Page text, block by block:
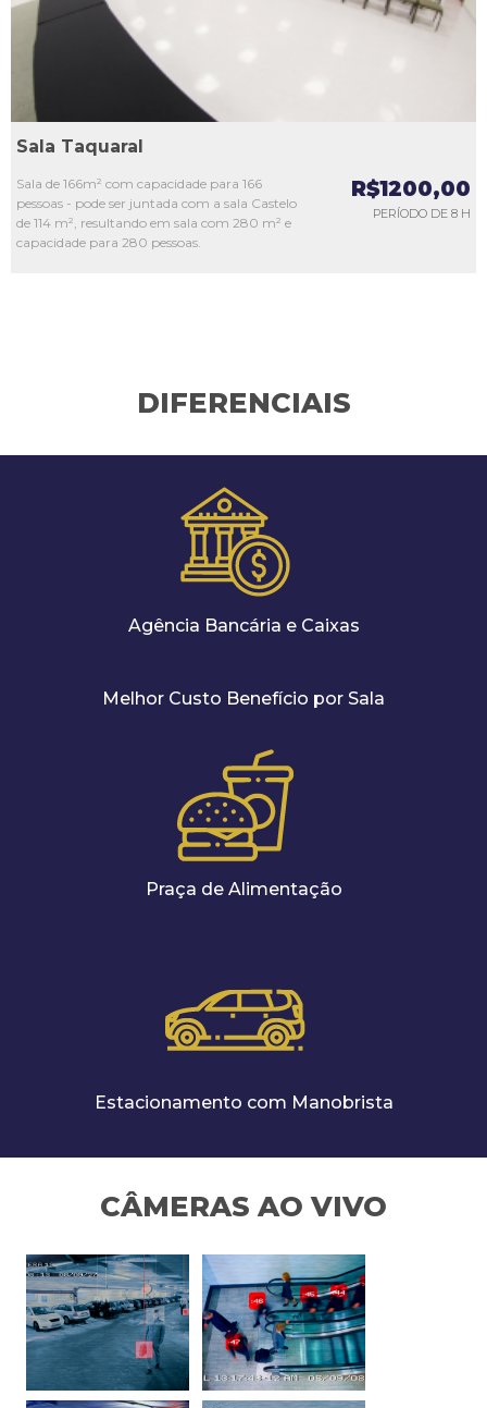
Sala Taquaral
Sala de 166m² com capacidade para 166
pessoas - pode ser juntada com a sala Castelo
de 114 m², resultando em sala com 280 m² e
capacidade para 280 pessoas.
R$1200,00
PERÍODO DE 8 H
DIFERENCIAIS
Agência Bancária e Caixas
Melhor Custo Benefício por Sala
Praça de Alimentação
Estacionamento com Manobrista
CÂMERAS AO VIVO